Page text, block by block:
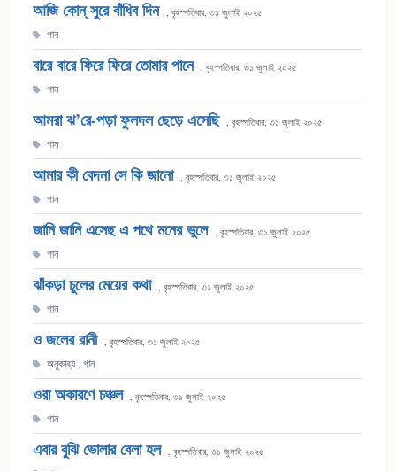
আজি কোন্‌ সুরে বাঁধিব দিন , বৃহস্পতিবার, ৩১ জুলাই ২০২৫
গান
বারে বারে ফিরে ফিরে তোমার পানে , বৃহস্পতিবার, ৩১ জুলাই ২০২৫
গান
আমরা ঝ’রে-পড়া ফুলদল ছেড়ে এসেছি , বৃহস্পতিবার, ৩১ জুলাই ২০২৫
গান
আমার কী বেদনা সে কি জানো , বৃহস্পতিবার, ৩১ জুলাই ২০২৫
গান
জানি জানি এসেছ এ পথে মনের ভুলে , বৃহস্পতিবার, ৩১ জুলাই ২০২৫
গান
ঝাঁকড়া চুলের মেয়ের কথা , বৃহস্পতিবার, ৩১ জুলাই ২০২৫
গান
ও জলের রানী , বৃহস্পতিবার, ৩১ জুলাই ২০২৫
অনুকাব্য গান
ওরা অকারণে চঞ্চল , বৃহস্পতিবার, ৩১ জুলাই ২০২৫
গান
এবার বুঝি ভোলার বেলা হল , বৃহস্পতিবার, ৩১ জুলাই ২০২৫